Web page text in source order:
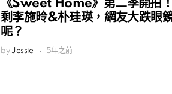
《Sweet Home》第二季開拍
剩李施昤&朴珪瑛，網友大跌眼
呢？
by Jessie 5年之前